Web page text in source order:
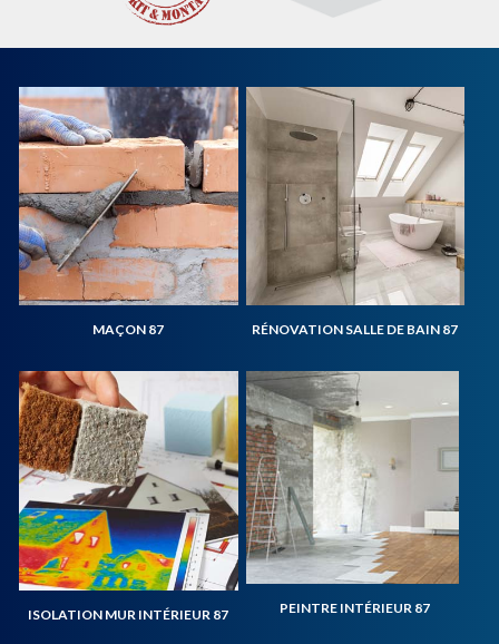
MAÇON 87 RÉNOVATION SALLE DE BAIN 87
ISOLATION MUR INTÉRIEUR 87 PEINTRE INTÉRIEUR 87